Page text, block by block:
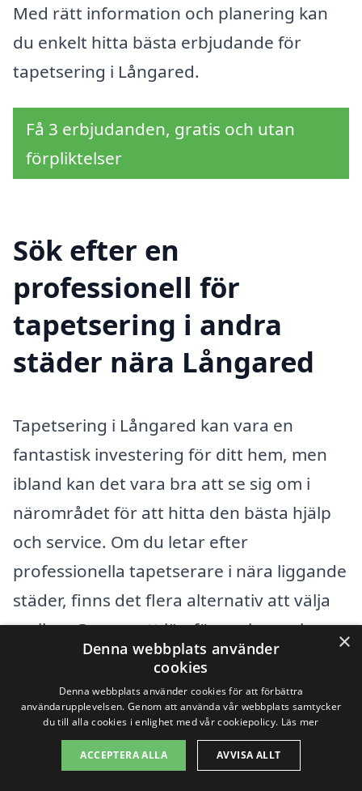
Med rätt information och planering kan
du enkelt hitta bästa erbjudande för
tapetsering i Långared.
Få 3 erbjudanden, gratis och utan
förpliktelser
Sök efter en
professionell för
tapetsering i andra
städer nära Långared
Tapetsering i Långared kan vara en
fantastisk investering för ditt hem, men
ibland kan det vara bra att se sig om i
närområdet för att hitta den bästa hjälp
och service. Om du letar efter
professionella tapetserare i nära liggande
städer, finns det flera alternativ att välja
mellan. Genom att jämföra priser och
kvalitet kan du hitta den perfekta
lösningen för ditt projekt.
Här är några städer i närheten av
Långared där du kan hitta erfarna
×
Denna webbplats använder
cookies
Denna webbplats använder cookies för att förbättra
användarupplevelsen. Genom att använda vår webbplats samtycker
du till alla cookies i enlighet med vår cookiepolicy. Läs mer
ACCEPTERA ALLA AVVISA ALLT